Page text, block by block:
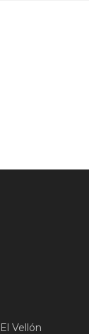
Vellón